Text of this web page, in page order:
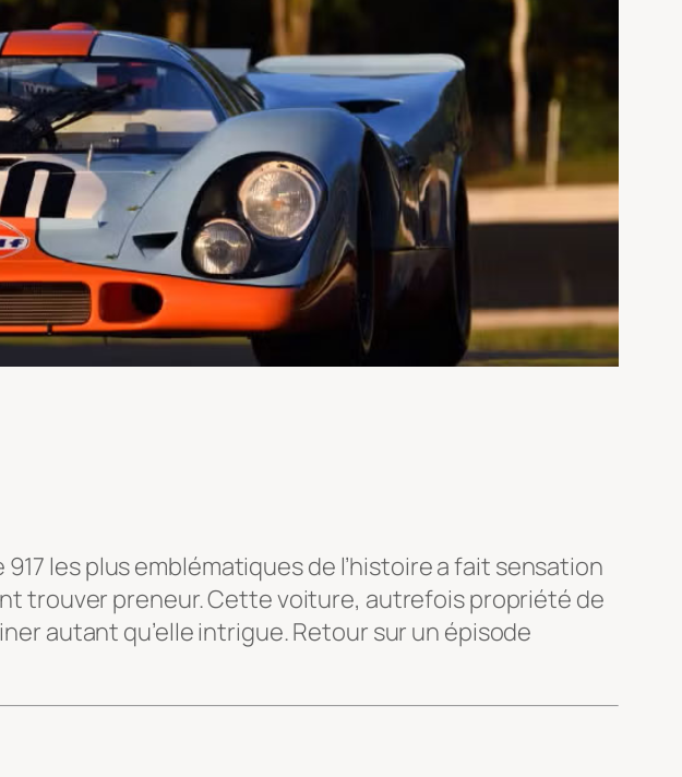
les plus emblématiques de l’histoire a fait sensation
trouver preneur. Cette voiture, autrefois propriété de
autant qu’elle intrigue. Retour sur un épisode